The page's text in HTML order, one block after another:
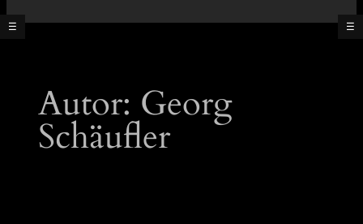
☰
Tabletop?
Unsere
☰
Autor: Georg
Schäufler